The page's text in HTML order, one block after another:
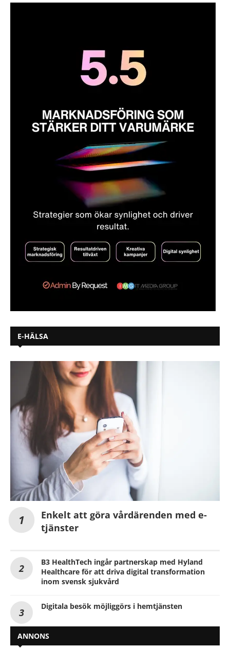
E-HÄLSA
Enkelt att göra vårdärenden med e-
tjänster
B3 HealthTech ingår partnerskap med Hyland
Healthcare för att driva digital transformation
inom svensk sjukvård
Digitala besök möjliggörs i hemtjänsten
ANNONS